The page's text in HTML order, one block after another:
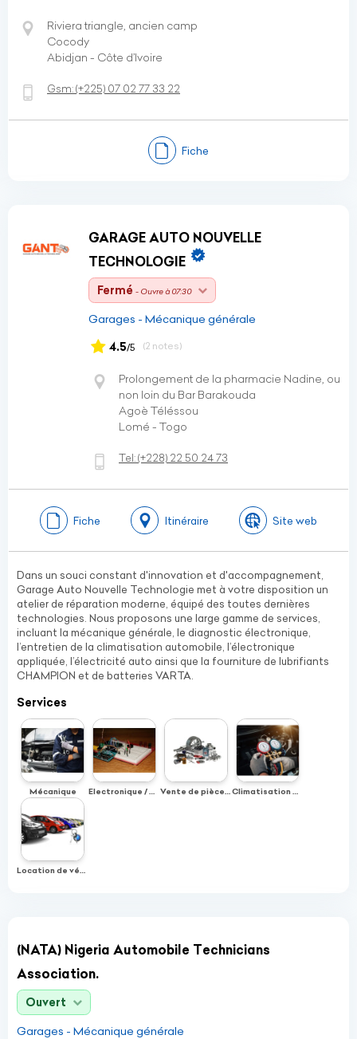
Riviera triangle, ancien camp
Cocody
Abidjan - Côte d’Ivoire
Gsm:(+225) 07 02 77 33 22
Fiche
GARAGE AUTO NOUVELLE
TECHNOLOGIE
Fermé - Ouvre à 07:30
Garages - Mécanique générale
4.5/5 (2 notes)
Prolongement de la pharmacie Nadine, ou
non loin du Bar Barakouda
Agoè Téléssou
Lomé - Togo
Tel:(+228) 22 50 24 73
Fiche Itinéraire Site web
Dans un souci constant d'innovation et d'accompagnement,
Garage Auto Nouvelle Technologie met à votre disposition un
atelier de réparation moderne, équipé des toutes dernières
technologies. Nous proposons une large gamme de services,
incluant la mécanique générale, le diagnostic électronique,
l’entretien de la climatisation automobile, l’électronique
appliquée, l’électricité auto ainsi que la fourniture de lubrifiants
CHAMPION et de batteries VARTA.
Services
Mécanique Electronique / Programmation Vente de pièces de rechanges Climatisation Auto
Location de véhicules
(NATA) Nigeria Automobile Technicians
Association.
Ouvert
Garages - Mécanique générale